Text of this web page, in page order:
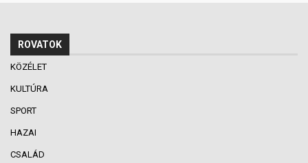
ROVATOK
KÖZÉLET
KULTÚRA
SPORT
HAZAI
CSALÁD